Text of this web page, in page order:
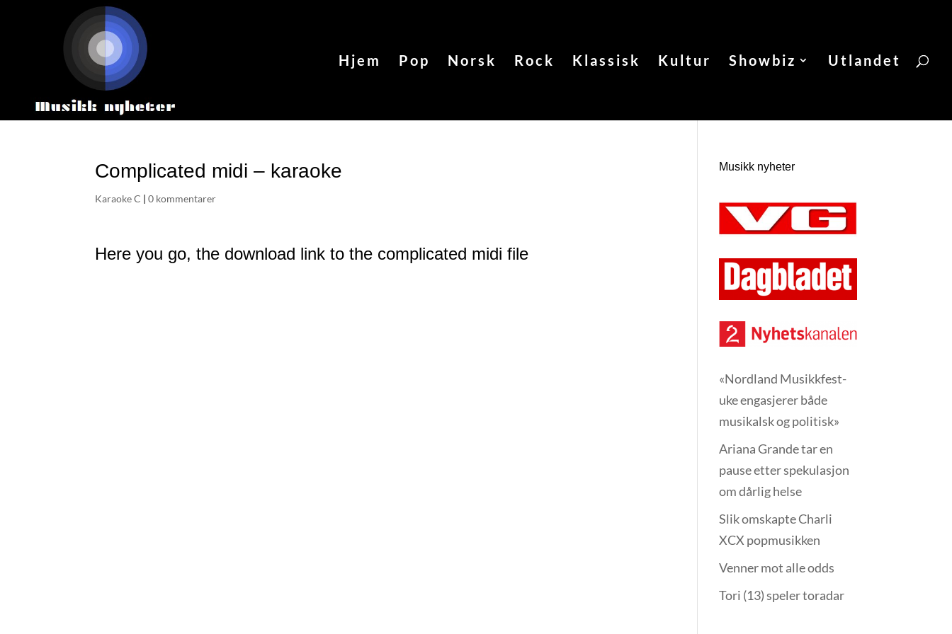
Hjem Pop Norsk Rock Klassisk Kultur Showbiz Utlandet
Complicated midi – karaoke
Karaoke C |0 kommentarer
Here you go, the download link to the complicated midi file
Musikk nyheter
«Nordland Musikkfest­
uke engasjerer både
musikalsk og politisk»
Ariana Grande tar en
pause etter spekulasjon
om dårlig helse
Slik omskapte Charli
XCX popmusikken
Venner mot alle odds
Tori (13) speler toradar